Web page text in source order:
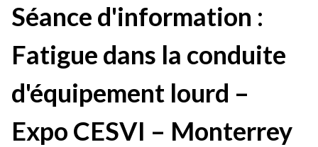
Séance d'information :
Fatigue dans la conduite
d'équipement lourd –
Expo CESVI – Monterrey